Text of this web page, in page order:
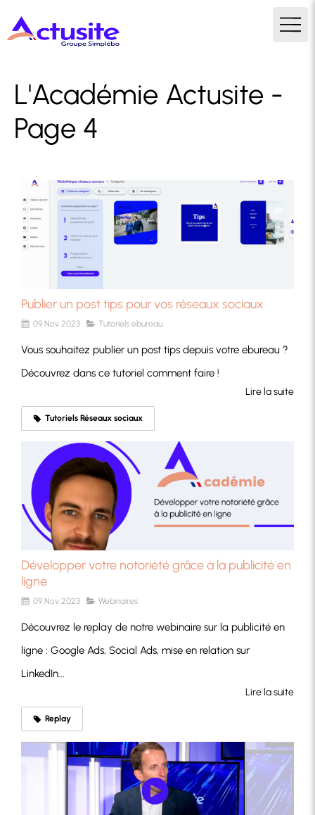
L'Académie Actusite -
Page 4
Publier un post tips pour vos réseaux sociaux
09 Nov 2023 Tutoriels ebureau
Vous souhaitez publier un post tips depuis votre ebureau ?
Découvrez dans ce tutoriel comment faire !
Lire la suite
Tutoriels Réseaux sociaux
Développer votre notoriété grâce à la publicité en
ligne
09 Nov 2023 Webinaires
Découvrez le replay de notre webinaire sur la publicité en
ligne : Google Ads, Social Ads, mise en relation sur
LinkedIn...
Lire la suite
Replay